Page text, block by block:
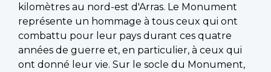
kilomètres au nord-est d'Arras. Le Monument
représente un hommage à tous ceux qui ont
combattu pour leur pays durant ces quatre
années de guerre et, en particulier, à ceux qui
ont donné leur vie. Sur le socle du Monument,